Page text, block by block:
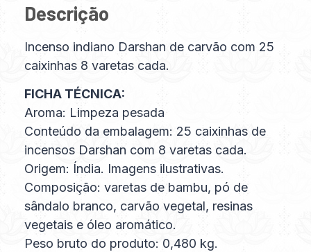
Descrição
Incenso indiano Darshan de carvão com 25
caixinhas 8 varetas cada.
FICHA TÉCNICA:
Aroma: Limpeza pesada
Conteúdo da embalagem: 25 caixinhas de
incensos Darshan com 8 varetas cada.
Origem: Índia. Imagens ilustrativas.
Composição: varetas de bambu, pó de
sândalo branco, carvão vegetal, resinas
vegetais e óleo aromático.
Peso bruto do produto: 0,480 kg.